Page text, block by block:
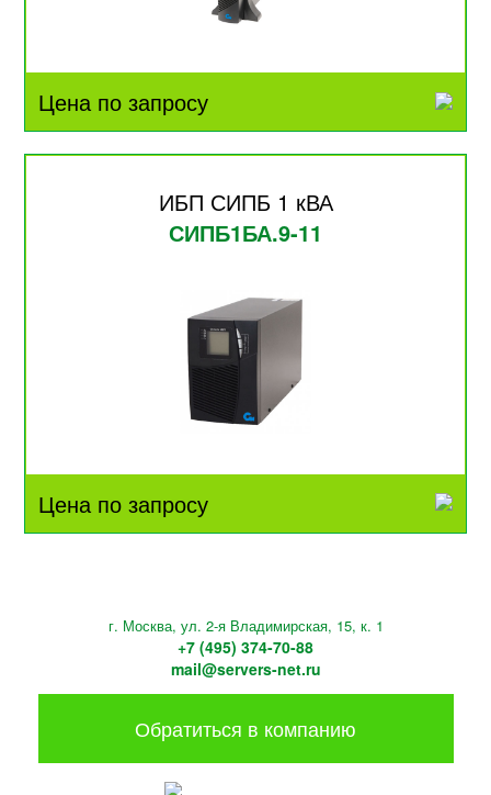
Цена по запросу
ИБП СИПБ 1 кВА
СИПБ1БА.9-11
Цена по запросу
г. Москва, ул. 2-я Владимирская, 15, к. 1
+7 (495) 374-70-88
mail@servers-net.ru
Обратиться в компанию